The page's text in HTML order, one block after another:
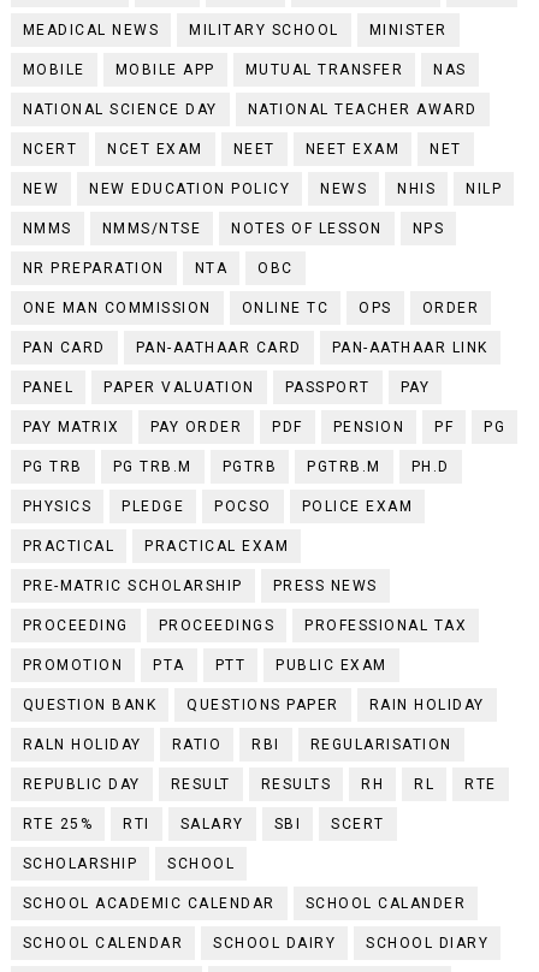
MEADICAL NEWS MILITARY SCHOOL MINISTER
MOBILE MOBILE APP MUTUAL TRANSFER NAS
NATIONAL SCIENCE DAY NATIONAL TEACHER AWARD
NCERT NCET EXAM NEET NEET EXAM NET
NEW NEW EDUCATION POLICY NEWS NHIS NILP
NMMS NMMS/NTSE NOTES OF LESSON NPS
NR PREPARATION NTA OBC
ONE MAN COMMISSION ONLINE TC OPS ORDER
PAN CARD PAN-AATHAAR CARD PAN-AATHAAR LINK
PANEL PAPER VALUATION PASSPORT PAY
PAY MATRIX PAY ORDER PDF PENSION PF PG
PG TRB PG TRB.M PGTRB PGTRB.M PH.D
PHYSICS PLEDGE POCSO POLICE EXAM
PRACTICAL PRACTICAL EXAM
PRE-MATRIC SCHOLARSHIP PRESS NEWS
PROCEEDING PROCEEDINGS PROFESSIONAL TAX
PROMOTION PTA PTT PUBLIC EXAM
QUESTION BANK QUESTIONS PAPER RAIN HOLIDAY
RALN HOLIDAY RATIO RBI REGULARISATION
REPUBLIC DAY RESULT RESULTS RH RL RTE
RTE 25% RTI SALARY SBI SCERT
SCHOLARSHIP SCHOOL
SCHOOL ACADEMIC CALENDAR SCHOOL CALANDER
SCHOOL CALENDAR SCHOOL DAIRY SCHOOL DIARY